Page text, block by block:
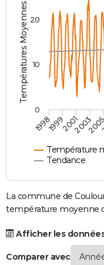
Destinations
City break
Voyage nature
Voyage de noces
Forum
Climat
PHOTO
GUIDES D'ACHAT
BONS PLANS
CARTE DE VOEUX
Carte de Noël
Carte Bonne année
Carte Saint-Valentin
Carte Pâques
Carte d'anniversaire
DICTIONNAIRE
Dictionnaire
Biographies
Citations
Expressions
Proverbes
PROGRAMME TV
COPAINS D'AVANT
S'inscrire
Se connecter
Lycées
Collèges
Primaires
Universités
Entreprises
Service militaire
Avis de recherche
AVIS DE DÉCÈS
FORUM
Températures Moyennes ( °C )
Température
Tendance
1998199920012003
0
10
20
La commune de
température moyenne
Afficher les
Comparer avec